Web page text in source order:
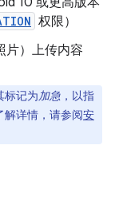
权限）
片）上传内容
标记为加急 ，以指
解详情，请参阅安